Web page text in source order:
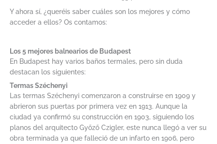
Y ahora sí, ¿queréis saber cuáles son los mejores y cómo
acceder a ellos? Os contamos:
Los 5 mejores balnearios de Budapest
En Budapest hay varios baños termales, pero sin duda
destacan los siguientes:
Termas Széchenyi
Las termas Széchenyi comenzaron a construirse en 1909 y
abrieron sus puertas por primera vez en 1913. Aunque la
ciudad ya confirmó su construcción en 1903, siguiendo los
planos del arquitecto Győző Czigler, este nunca llegó a ver su
obra terminada ya que falleció de un infarto en 1906, pero